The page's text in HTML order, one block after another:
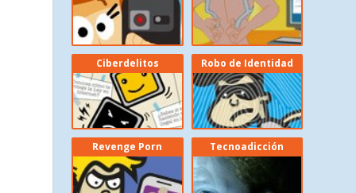
Ciberdelitos Robo de Identidad
Revenge Porn Tecnoadicción